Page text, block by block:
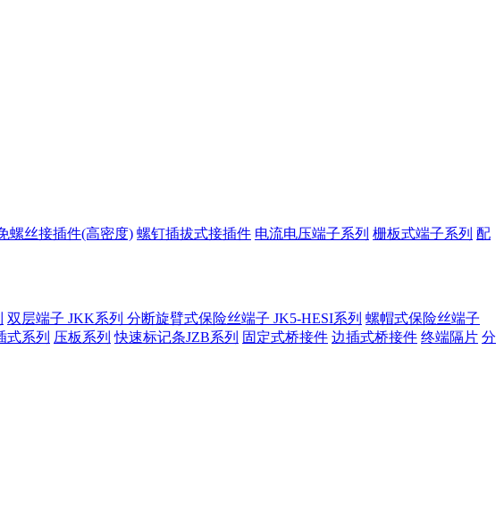
螺丝接插件(高密度) 螺钉插拔式接插件 电流电压端子系列 栅板式端子系列 配
双层端子 JKK系列 分断旋臂式保险丝端子 JK5-HESI系列 螺帽式保险丝端子
式系列 压板系列 快速标记条JZB系列 固定式桥接件 边插式桥接件 终端隔片 分